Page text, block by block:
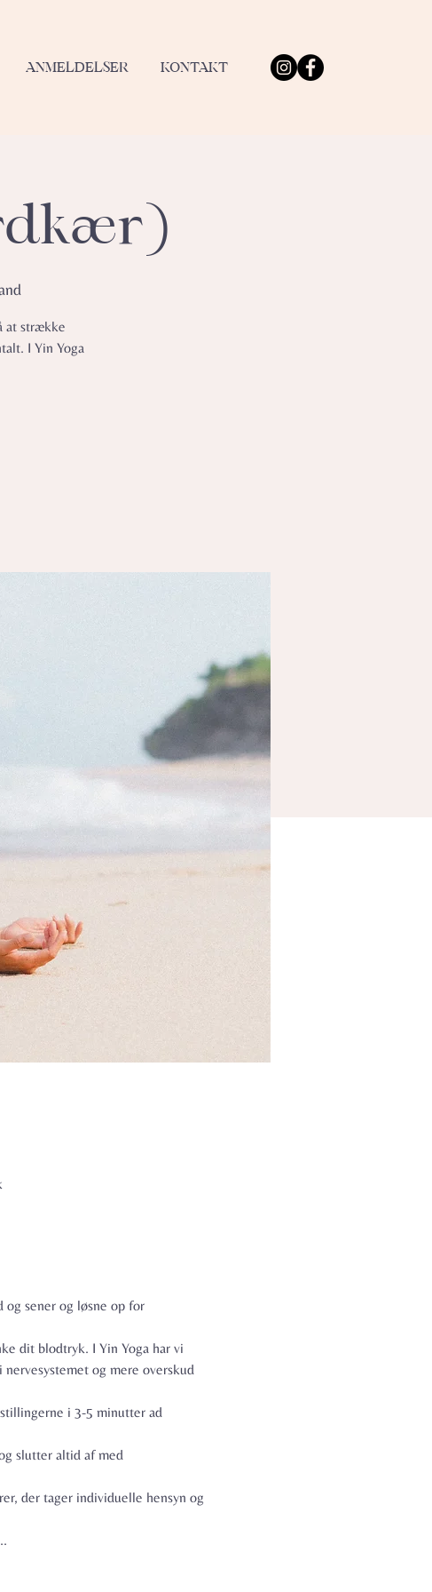
ANMELDELSER KONTAKT
at strække
I Yin Yoga
sener og løsne op for
dit blodtryk. I Yin Yoga har vi
og mere overskud
i 3-5 minutter ad
slutter altid af med
der tager individuelle hensyn og